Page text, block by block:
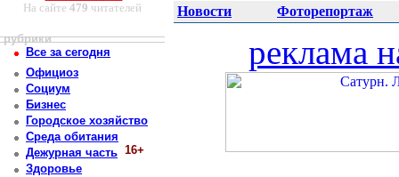
На сайте 479 читателей Новости Фоторепортаж
рубрики
Все за сегодня
Официоз
Социум
Бизнес
Городское хозяйство
Среда обитания
Дежурная часть 16+
Здоровье
реклама